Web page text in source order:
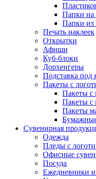
Папки на
Папки из
Печать наклеек
Открытки
Афиши
Куб-блоки
Дорхенгеры
Подставка под
Пакеты с
Пакеты с
Пакеты с
Пакеты
Сувенирная
Одежда
Пледы с
Офисные
Посуда
Ежедневники